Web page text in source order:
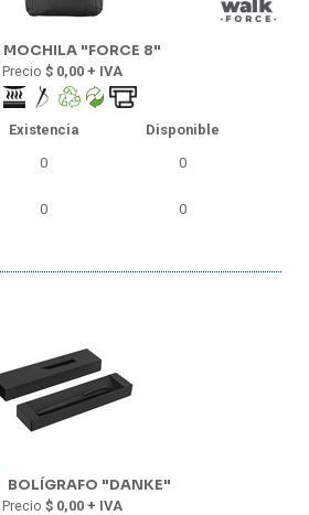
MOCHILA "FORCE 8"
Precio $ 0,00 + IVA
Existencia
Disponible
0
0
0 0
BOLÍGRAFO "DANKE"
Precio $ 0,00 + IVA